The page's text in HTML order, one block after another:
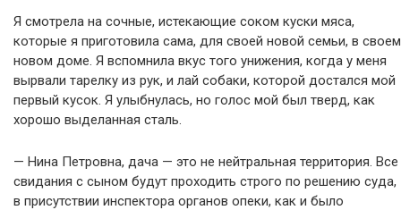
Я смотрела на сочные, истекающие соком куски мяса,
которые я приготовила сама, для своей новой семьи, в своем
новом доме. Я вспомнила вкус того унижения, когда у меня
вырвали тарелку из рук, и лай собаки, которой достался мой
первый кусок. Я улыбнулась, но голос мой был тверд, как
хорошо выделанная сталь.
— Нина Петровна, дача — это не нейтральная территория. Все
свидания с сыном будут проходить строго по решению суда,
в присутствии инспектора органов опеки, как и было